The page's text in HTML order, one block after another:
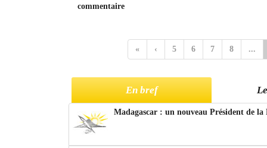
commentaire
« ‹ 5 6 7 8 ...
En bref
Madagascar : un nouveau Président de